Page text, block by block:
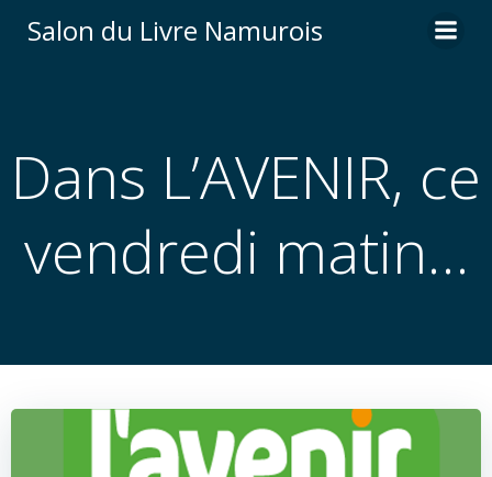
au
Salon du Livre Namurois
Dans L’AVENIR, ce
vendredi matin…